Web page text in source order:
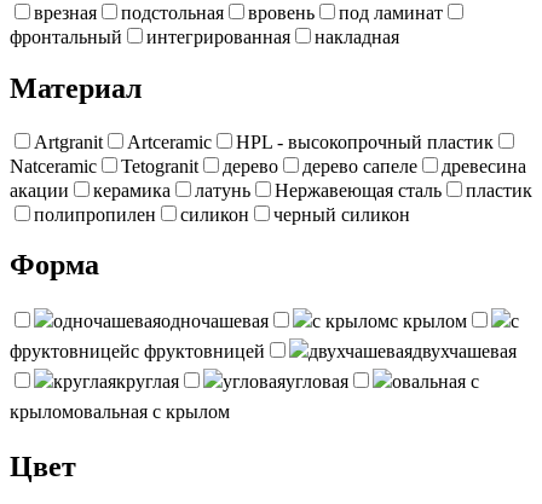
врезная подстольная вровень
под ламинат
фронтальный
интегрированная накладная
Материал
Artgranit Artceramic
HPL - высокопрочный пластик
Natceramic
Tetogranit дерево дерево сапеле
древесина
акации
керамика латунь Нержавеющая сталь
пластик
полипропилен
силикон черный силикон
Форма
одночашеваяодночашевая с крыломс крылом
с
фруктовницейс фруктовницей двухчашеваядвухчашевая
круглаякруглая угловаяугловая
овальная с
крыломовальная с крылом
Цвет